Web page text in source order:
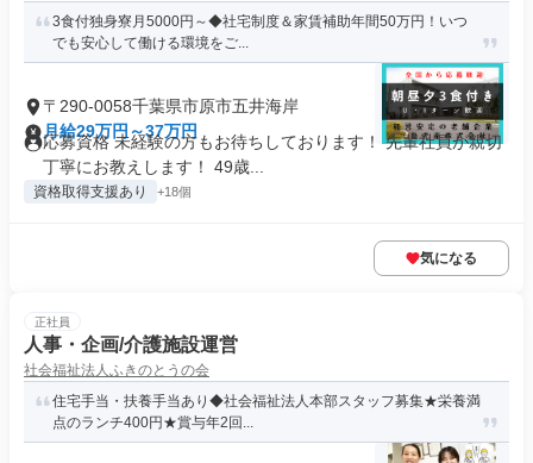
3食付独身寮月5000円～◆社宅制度＆家賃補助年間50万円！いつ
でも安心して働ける環境をご...
〒290-0058千葉県市原市五井海岸
月給29万円～37万円
応募資格 未経験の方もお待ちしております！ 先輩社員が親切
丁寧にお教えします！ 49歳...
資格取得支援あり +18個
気になる
正社員
人事・企画/介護施設運営
社会福祉法人ふきのとうの会
住宅手当・扶養手当あり◆社会福祉法人本部スタッフ募集★栄養満
点のランチ400円★賞与年2回...